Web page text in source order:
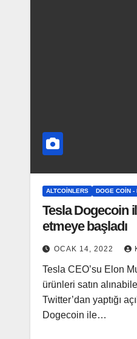
ALTCOINLERS DOGE COIN -
Tesla Dogecoin
etmeye başladı
OCAK 14, 2022
Tesla CEO’su Elon
ürünleri satın
Twitter’dan yaptığı
Dogecoin ile…